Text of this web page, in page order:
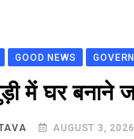
GOOD NEWS
में घर बनाने
AUGUST 3, 2026